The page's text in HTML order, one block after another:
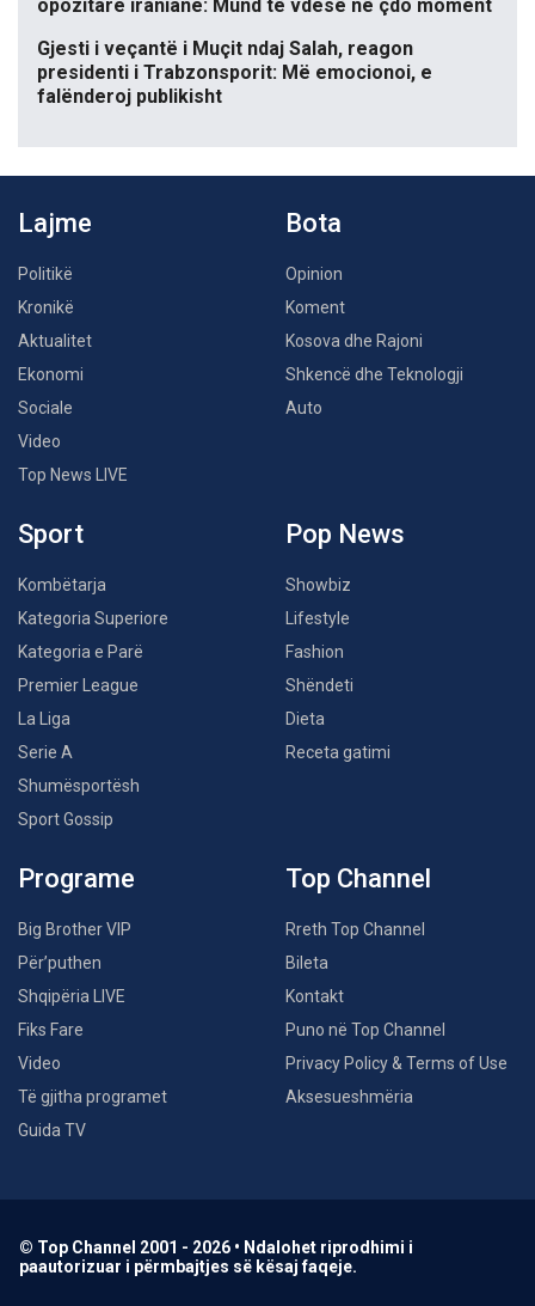
opozitare iraniane: Mund të vdesë në çdo moment
Gjesti i veçantë i Muçit ndaj Salah, reagon
presidenti i Trabzonsporit: Më emocionoi, e
falënderoj publikisht
Lajme
Politikë
Kronikë
Aktualitet
Ekonomi
Sociale
Video
Top News LIVE
Bota
Opinion
Koment
Kosova dhe Rajoni
Shkencë dhe Teknologji
Auto
Sport
Kombëtarja
Kategoria Superiore
Kategoria e Parë
Premier League
La Liga
Serie A
Shumësportësh
Sport Gossip
Pop News
Showbiz
Lifestyle
Fashion
Shëndeti
Dieta
Receta gatimi
Programe
Big Brother VIP
Për’puthen
Shqipëria LIVE
Fiks Fare
Video
Të gjitha programet
Guida TV
Top Channel
Rreth Top Channel
Bileta
Kontakt
Puno në Top Channel
Privacy Policy & Terms of Use
Aksesueshmëria
© Top Channel 2001 - 2026 • Ndalohet riprodhimi i
paautorizuar i përmbajtjes së kësaj faqeje.